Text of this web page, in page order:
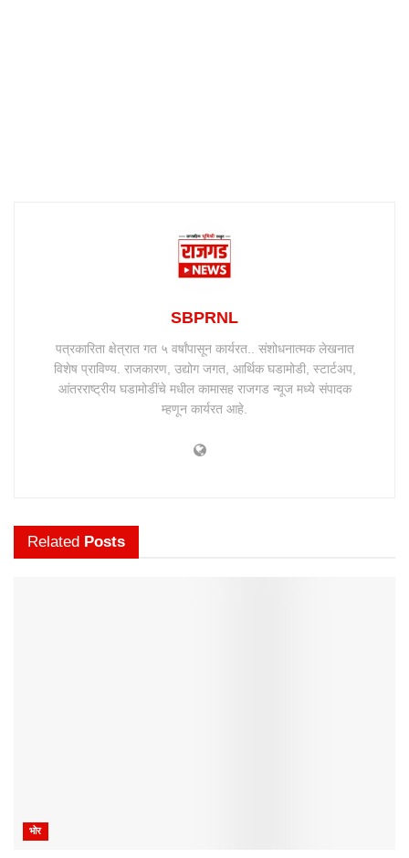
SBPRNL
पत्रकारिता क्षेत्रात गत ५ वर्षांपासून कार्यरत.. संशोधनात्मक लेखनात
विशेष प्राविण्य. राजकारण, उद्योग जगत, आर्थिक घडामोडी, स्टार्टअप,
आंतरराष्ट्रीय घडामोडींचे मधील कामासह राजगड न्यूज मध्ये संपादक
म्हणून कार्यरत आहे.
Related Posts
भोर